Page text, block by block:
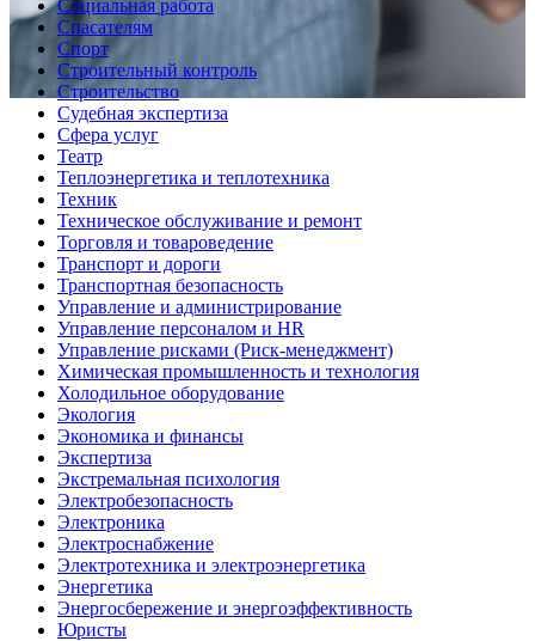
Социальная работа
Спасателям
Спорт
Строительный контроль
Строительство
Судебная экспертиза
Сфера услуг
Театр
Теплоэнергетика и теплотехника
Техник
Техническое обслуживание и ремонт
Торговля и товароведение
Транспорт и дороги
Транспортная безопасность
Управление и администрирование
Управление персоналом и HR
Управление рисками (Риск-менеджмент)
Химическая промышленность и технология
Холодильное оборудование
Экология
Экономика и финансы
Экспертиза
Экстремальная психология
Электробезопасность
Электроника
Электроснабжение
Электротехника и электроэнергетика
Энергетика
Энергосбережение и энергоэффективность
Юристы